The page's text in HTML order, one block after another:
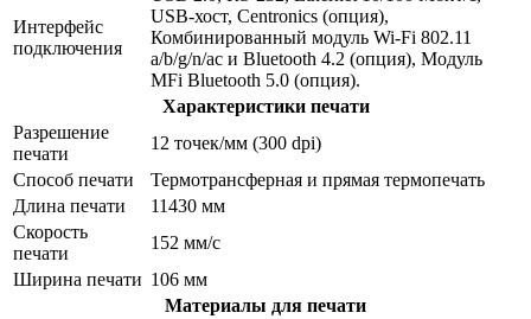
Интерфейс
подключения
USB-хост, Centronics (опция),
Комбинированный модуль Wi-Fi 802.11
a/b/g/n/ac и Bluetooth 4.2 (опция), Модуль
MFi Bluetooth 5.0 (опция).
Характеристики печати
Разрешение
печати
12 точек/мм (300 dpi)
Способ печати
Термотрансферная и прямая термопечать
Длина печати
11430 мм
Скорость
печати
152 мм/с
Ширина печати 106 мм
Материалы для печати